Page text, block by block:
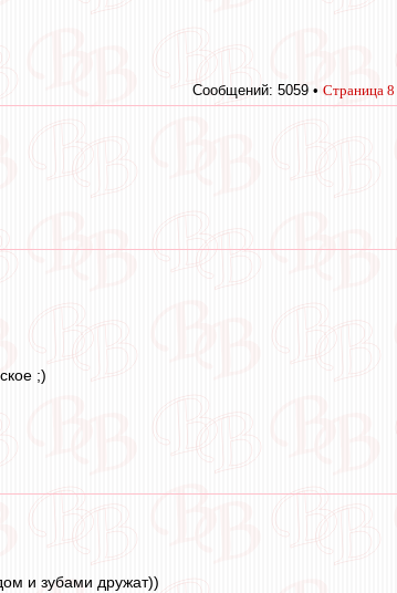
Сообщений: 5059 • Страница 8
;)
и зубами дружат))